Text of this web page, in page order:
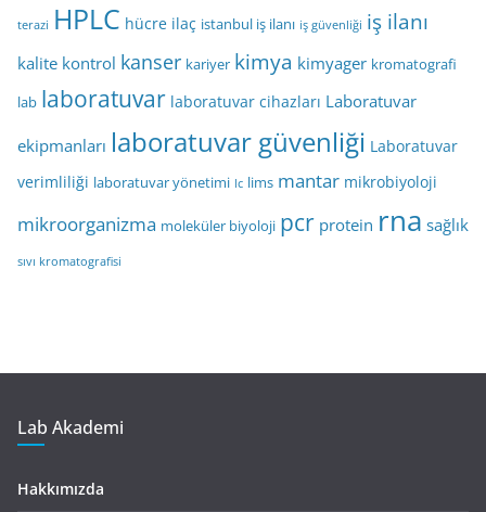
terazi HPLC hücre ilaç istanbul iş ilanı iş güvenliği iş ilanı
kalite kontrol kanser kariyer kimya kimyager kromatografi
lab laboratuvar laboratuvar cihazları Laboratuvar
ekipmanları laboratuvar güvenliği Laboratuvar
verimliliği laboratuvar yönetimi lc lims mantar mikrobiyoloji
mikroorganizma moleküler biyoloji pcr protein rna sağlık
sıvı kromatografisi
Lab Akademi
Hakkımızda